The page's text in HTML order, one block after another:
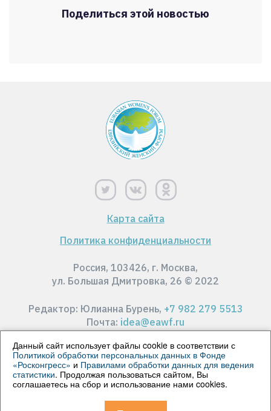
Поделиться этой новостью
Карта сайта
Политика конфиденциальности
Россия, 103426, г. Москва,
ул. Большая Дмитровка, 26 © 2022
Редактор: Юлианна Бурень, +7 982 279 5513
Почта: idea@eawf.ru
© 2022 АНО "Редакция Телеканала Совета
Федерации". Все права защищены. Все материалы
сайта доступны по лицензии
Данный сайт использует файлы cookie в соответствии с
Политикой обработки персональных данных в Фонде
«Росконгресс» и Правилами обработки данных для ведения
статистики. Продолжая пользоваться сайтом, Вы
соглашаетесь на сбор и использование нами cookies.